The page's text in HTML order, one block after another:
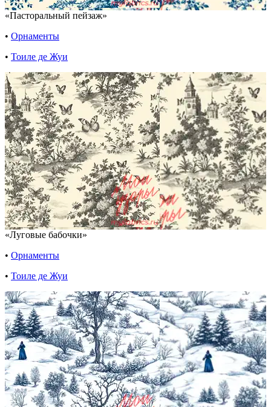
«Пасторальный пейзаж»
• Орнаменты
• Тоиле де Жуи
«Луговые бабочки»
• Орнаменты
• Тоиле де Жуи